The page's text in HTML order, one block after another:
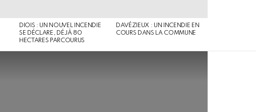
DIOIS : UN NOUVEL INCENDIE
SE DÉCLARE, DÉJÀ 80
HECTARES PARCOURUS
DAVÉZIEUX : UN INCENDIE EN
COURS DANS LA COMMUNE